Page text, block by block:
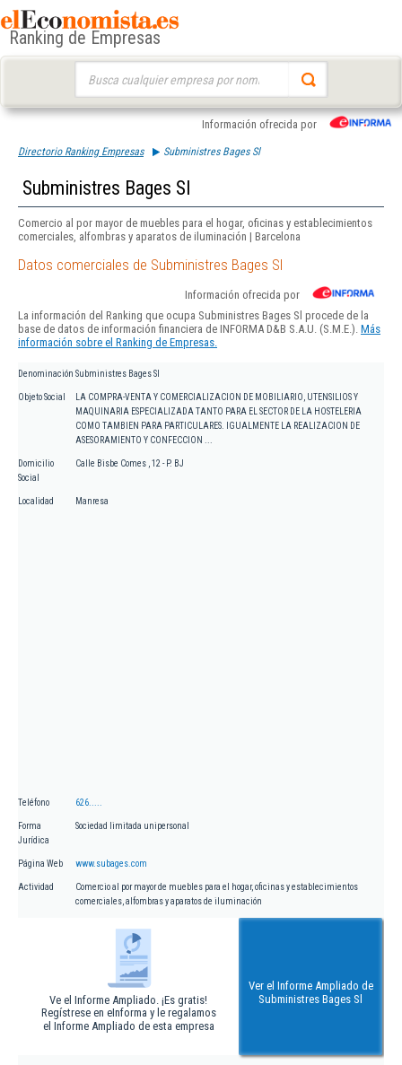
Ranking de Empresas
Información ofrecida por
Directorio Ranking Empresas Subministres Bages Sl
Subministres Bages Sl
Comercio al por mayor de muebles para el hogar, oficinas y establecimientos
comerciales, alfombras y aparatos de iluminación | Barcelona
Datos comerciales de Subministres Bages Sl
Información ofrecida por
La información del Ranking que ocupa Subministres Bages Sl procede de la
base de datos de información financiera de INFORMA D&B S.A.U. (S.M.E.). Más
información sobre el Ranking de Empresas.
Denominación Subministres Bages Sl
Objeto Social
LA COMPRA-VENTA Y COMERCIALIZACION DE MOBILIARIO, UTENSILIOS Y
MAQUINARIA ESPECIALIZADA TANTO PARA EL SECTOR DE LA HOSTELERIA
COMO TAMBIEN PARA PARTICULARES. IGUALMENTE LA REALIZACION DE
ASESORAMIENTO Y CONFECCION ...
Domicilio
Social
Calle Bisbe Comes , 12 - P. BJ
Localidad Manresa
Teléfono 626.....
Forma
Jurídica
Sociedad limitada unipersonal
Página Web www.subages.com
Actividad
Comercio al por mayor de muebles para el hogar, oficinas y establecimientos
comerciales, alfombras y aparatos de iluminación
Ve el Informe Ampliado. ¡Es gratis!
Regístrese en eInforma y le regalamos
el Informe Ampliado de esta empresa
Ver el Informe Ampliado de
Subministres Bages Sl